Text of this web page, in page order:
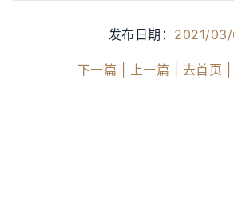
发布日期： 2021/
下一篇 | 上一篇 | 去首页 |